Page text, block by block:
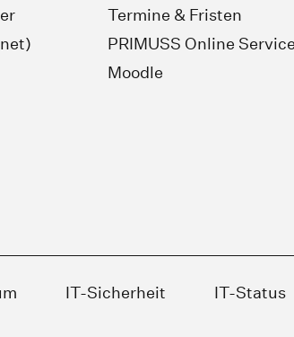
Termine & Fristen
PRIMUSS Online
Moodle
IT-Sicherheit
IT-Status